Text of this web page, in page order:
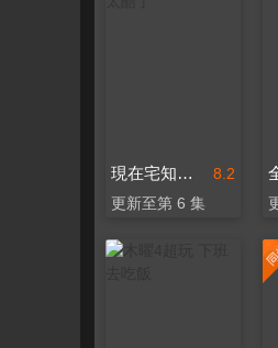
8.2
現在宅知道 噢他太酷了
更新至第 6 集